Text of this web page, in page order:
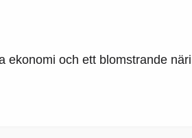
ekonomi och ett blomstrande